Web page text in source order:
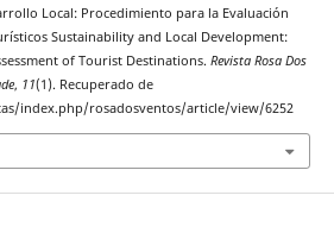
Local: Procedimiento para la Evaluación
Sustainability and Local Development:
of Tourist Destinations. Revista Rosa Dos
, 11(1). Recuperado de
index.php/rosadosventos/article/view/6252